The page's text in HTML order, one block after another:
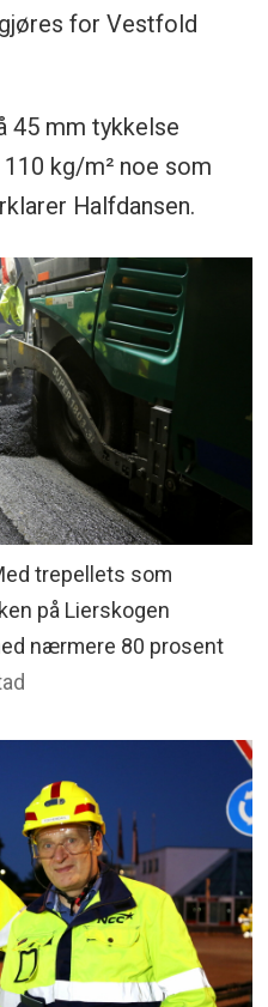
av Labrador
for Vestfold
45 mm tykkelse
kg/m² noe som
Halfdansen.
trepellets som
på Lierskogen
nærmere 80 prosent